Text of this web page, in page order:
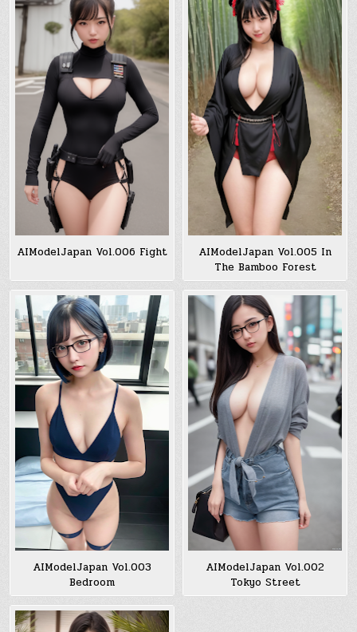
AIModelJapan Vol.006 Fight
AIModelJapan Vol.005 In
The Bamboo Forest
AIModelJapan Vol.003
Bedroom
AIModelJapan Vol.002
Tokyo Street